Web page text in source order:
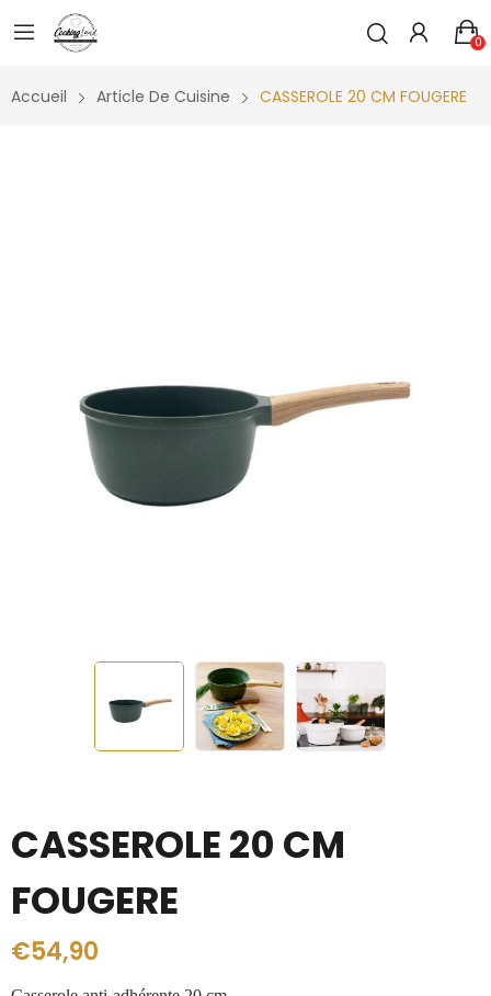
0
Accueil Article De Cuisine CASSEROLE 20 CM FOUGERE
CASSEROLE 20 CM
FOUGERE
€54,90